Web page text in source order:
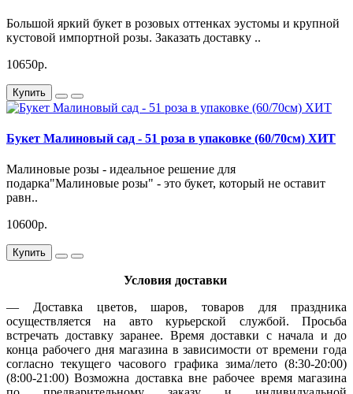
Большой яркий букет в розовых оттенках эустомы и крупной
кустовой импортной розы. Заказать доставку ..
10650р.
Купить
Букет Малиновый сад - 51 роза в упаковке (60/70см) ХИТ
Малиновые розы - идеальное решение для
подарка"Малиновые розы" - это букет, который не оставит
равн..
10600р.
Купить
Условия доставки
— Доставка цветов, шаров, товаров для праздника
осуществляется на авто курьерской службой. Просьба
встречать доставку заранее. Время доставки с начала и до
конца рабочего дня магазина в зависимости от времени года
согласно текущего часового графика зима/лето (8:30-20:00)
(8:00-21:00) Возможна доставка вне рабочее время магазина